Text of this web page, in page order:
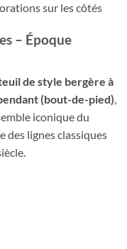
sur les côtés
– Époque
de style bergère à
(bout-de-pied)
iconique du
des lignes classiques